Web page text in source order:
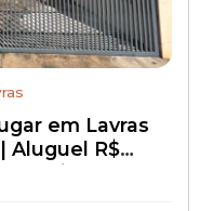
em Lavras
Aluguel R$
| Casa